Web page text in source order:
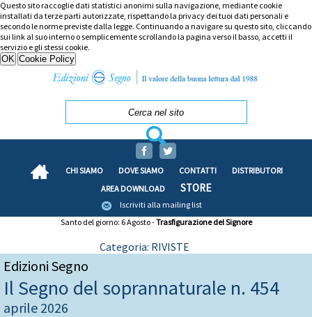
Questo sito raccoglie dati statistici anonimi sulla navigazione, mediante cookie
installati da terze parti autorizzate, rispettando la privacy dei tuoi dati personali e
secondo le norme previste dalla legge. Continuando a navigare su questo sito, cliccando
sui link al suo interno o semplicemente scrollando la pagina verso il basso, accetti il
servizio e gli stessi cookie.
CHI SIAMO DOVE SIAMO CONTATTI
DISTRIBUTORI
AREA DOWNLOAD
STORE
Iscriviti alla mailing list
Santo del giorno: 6 Agosto -Trasfigurazione del Signore
Categoria: RIVISTE
Edizioni Segno
Il Segno del soprannaturale n. 454
aprile 2026